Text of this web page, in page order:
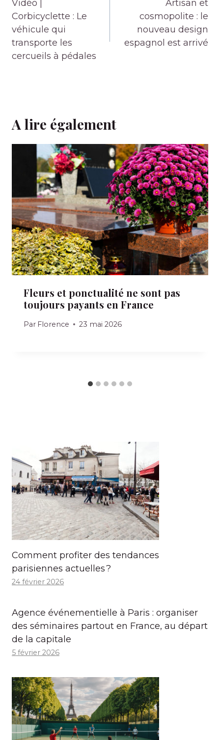
l’article
Vidéo |
Corbicyclette : Le
véhicule qui
transporte les
cercueils à pédales
Artisan et
cosmopolite : le
nouveau design
espagnol est arrivé
A lire également
Fleurs et ponctualité ne sont pas
toujours payants en France
Par Florence 23 mai 2026
Comment profiter des tendances
parisiennes actuelles ?
24 février 2026
Agence événementielle à Paris : organiser
des séminaires partout en France, au départ
de la capitale
5 février 2026